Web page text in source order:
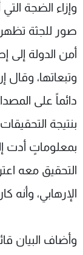
وإزاء الضجة
صور للجثة تظهر
أمن الدولة إلى
وتبعاتها، وقال
دائماً على
بنتيجة
بمعلوماتٍ أدت
التحقيق معه
الإرهابي، وأنه
وأضاف البيان